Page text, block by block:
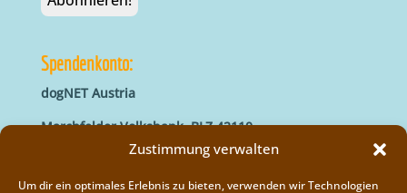
Zustimmung verwalten
Um dir ein optimales Erlebnis zu bieten, verwenden wir Technologien
Spendenkonto:
dogNET Austria
Marchfelder Volksbank, BLZ 42110
IBAN: AT66 4211 0421 5000 0000